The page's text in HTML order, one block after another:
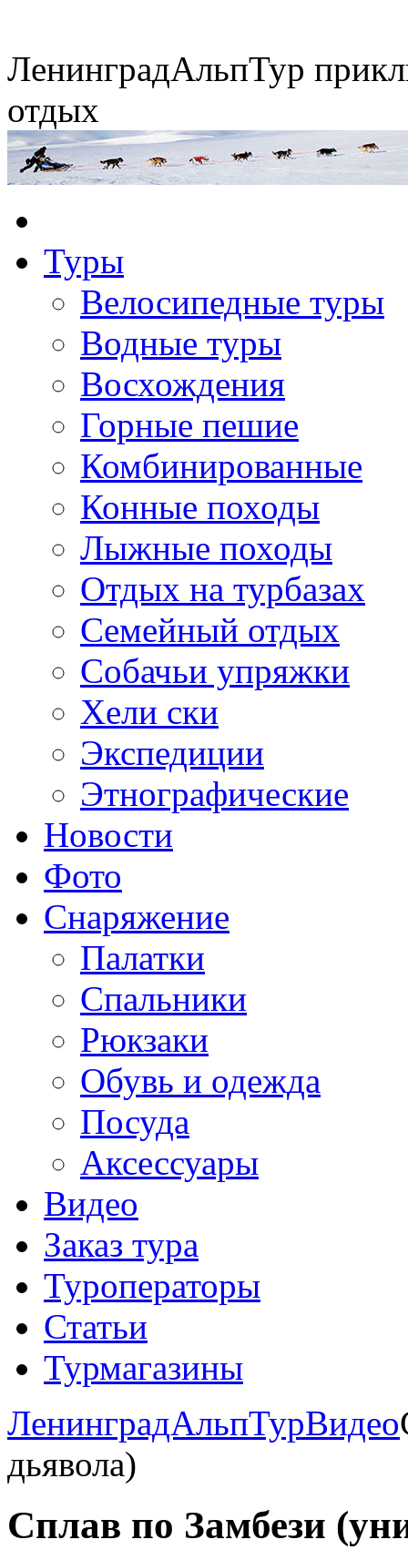
ЛенинградАльпТур
отдых
Туры
Велосипедные туры
Водные туры
Восхождения
Горные пешие
Комбинированные
Конные походы
Лыжные походы
Отдых на турбазах
Семейный отдых
Собачьи упряжки
Хели ски
Экспедиции
Этнографические
Новости
Фото
Снаряжение
Палатки
Спальники
Рюкзаки
Обувь и одежда
Посуда
Аксессуары
Видео
Заказ тура
Туроператоры
Статьи
Турмагазины
ЛенинградАльпТурВидео
дьявола)
Сплав по Замбези